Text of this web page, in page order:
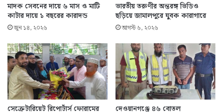
মাদক সেবনের দায়ে ৬ মাস ও মাটি
কাটার দায়ে ১ বছরের কারাদন্ড
জুন ১৪, ২০২৬
ভারতীয় তরুণীর অন্তরঙ্গ ভিডিও
ছড়িয়ে জামালপুরে যুবক কারাগারে
আগস্ট ৬, ২০২৬
সেক্রেটারিয়েট রিপোর্টার্স ফোরামের
দেওয়ানগঞ্জে ৪৬ বোতল